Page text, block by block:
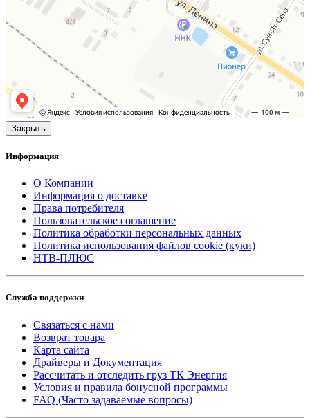
Закрыть
Информация
О Компании
Информация о доставке
Права потребителя
Пользовательское соглашение
Политика обработки персональных данных
Политика использования файлов cookie (куки)
НТВ-ПЛЮС
Служба поддержки
Связаться с нами
Возврат товара
Карта сайта
Драйверы и Документация
Рассчитать и отследить груз ТК Энергия
Условия и правила бонусной программы
FAQ (Часто задаваемые вопросы)